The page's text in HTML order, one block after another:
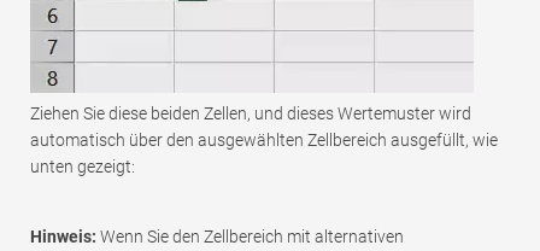
Ziehen Sie diese beiden Zellen, und dieses Wertemuster wird
automatisch über den ausgewählten Zellbereich ausgefüllt, wie
unten gezeigt:
Hinweis: Wenn Sie den Zellbereich mit alternativen